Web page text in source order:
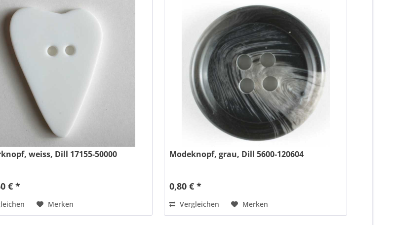
weiss, Dill 17155-50000
€ *
Merken
Modeknopf, grau, Dill 5600-120604
0,80 € *
Vergleichen Merken